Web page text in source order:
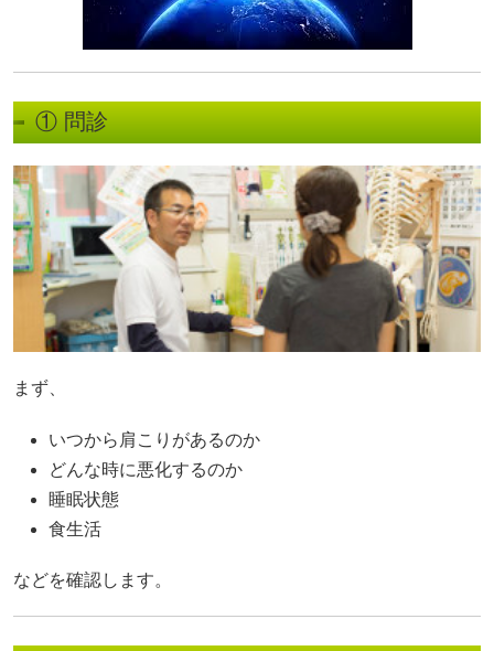
① 問診
まず、
いつから肩こりがあるのか
どんな時に悪化するのか
睡眠状態
食生活
などを確認します。